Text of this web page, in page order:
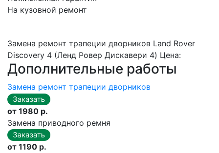
На кузовной ремонт
Замена ремонт трапеции дворников Land Rover
Discovery 4 (Ленд Ровер Дискавери 4) Цена:
Дополнительные работы
Замена ремонт трапеции дворников
от 1980 р.
Замена приводного ремня
от 1190 р.